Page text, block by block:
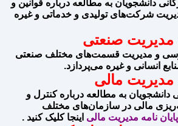
دانشجویان به مطالعه درباره قوانین و
شرکت‌های تولیدی و خدماتی و غیره
مدیریت صنعتی
و مدیریت قسمت‌های مختلف صنعتی
انسانی و غیره می‌پردازد.
مدیریت مالی
به مطالعه درباره کنترل و
مالی در سازمان‌های مختلف
پایان نامه مدیریت مالی اینجا کلیک کنید .